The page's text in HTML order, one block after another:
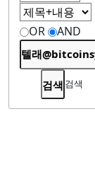
OR AND
검색